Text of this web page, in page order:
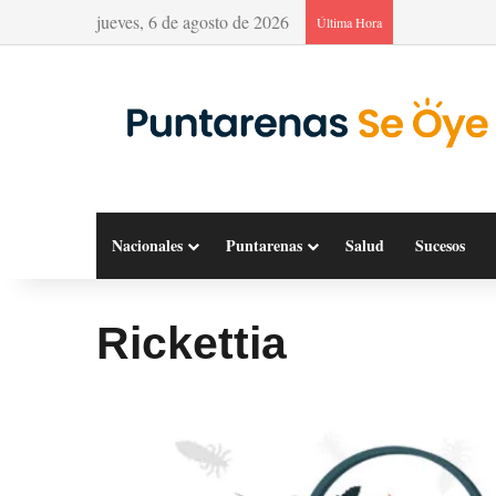
jueves, 6 de agosto de 2026 Última Hora
Nacionales Puntarenas Salud Sucesos
Rickettia